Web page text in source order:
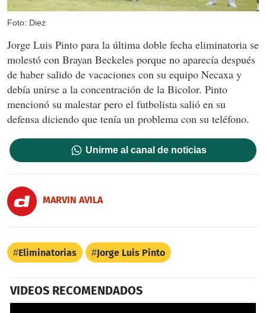
Foto: Diez
Jorge Luis Pinto para la última doble fecha eliminatoria se
molestó con Brayan Beckeles porque no aparecía después
de haber salido de vacaciones con su equipo Necaxa y
debía unirse a la concentración de la Bicolor. Pinto
mencionó su malestar pero el futbolista salió en su
defensa diciendo que tenía un problema con su teléfono.
Unirme al canal de noticias
MARVIN AVILA
Eliminatorias Jorge Luis Pinto
VIDEOS RECOMENDADOS